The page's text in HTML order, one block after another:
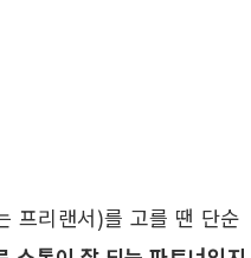
프리랜서)를 고를 땐 단순